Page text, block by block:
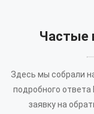
Частые
Здесь мы собрали
подробного
заявку на